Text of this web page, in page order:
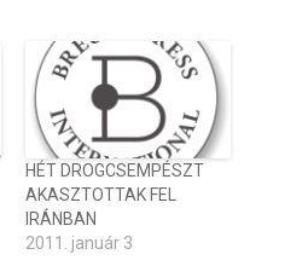
HÉT DROGCSEMPÉSZT
AKASZTOTTAK FEL
IRÁNBAN
2011. január 3